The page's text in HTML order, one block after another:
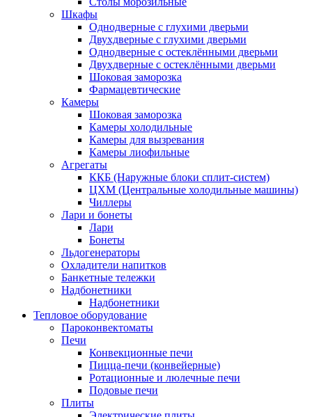
Шкафы
Однодверные с глухими дверьми
Двухдверные с глухими дверьми
Однодверные с остеклёнными дверьми
Двухдверные с остеклёнными дверьми
Шоковая заморозка
Фармацевтические
Камеры
Шоковая заморозка
Камеры холодильные
Камеры для вызревания
Камеры лиофильные
Агрегаты
ККБ (Наружные блоки сплит-систем)
ЦХМ (Центральные холодильные машины)
Чиллеры
Лари и бонеты
Лари
Бонеты
Льдогенераторы
Охладители напитков
Банкетные тележки
Надбонетники
Надбонетники
Тепловое оборудование
Пароконвектоматы
Печи
Конвекционные печи
Пицца-печи (конвейерные)
Ротационные и люлечные печи
Подовые печи
Плиты